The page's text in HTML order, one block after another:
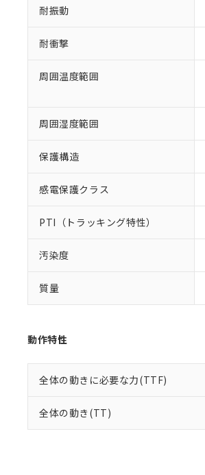
耐振動
耐衝撃
周囲温度範囲
周囲湿度範囲
保護構造
感電保護クラス
PTI（トラッキング特性）
汚染度
質量
動作特性
全体の動きに必要な力(TTF)
全体の動き(TT)